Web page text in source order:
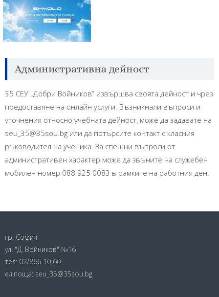
Административна дейност
35 СЕУ „Добри Войников“ извършва своята дейност и чрез
предоставяне на онлайн услуги. Възникнали въпроси и
уточнения относно учебната дейност, може да задавате на
seu_35@35sou.bg или да потърсите контакт с класния
ръководител на ученика. За спешни въпроси от
административен характер може да звъните на служебен
мобилен номер 088 925 0083 в рамките на работния ден.
гр. София
ул. "Д. Войников" №16
тел: 02/866 10 60
ел.поща: seu_35@35sou.bg